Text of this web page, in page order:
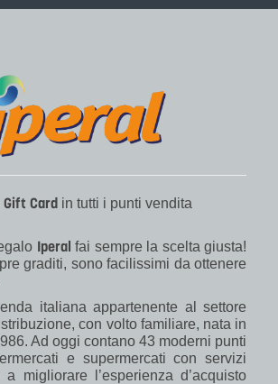
Gift Card in tutti i punti vendita
Iperalfai sempre la scelta giusta!
graditi, sono facilissimi da ottenere
italiana appartenente al settore
con volto familiare, nata in
Ad oggi contano 43 moderni punti
e supermercati con servizi
migliorare l’esperienza d’acquisto